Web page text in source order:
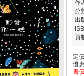
作
分
出
頁
定
優
書